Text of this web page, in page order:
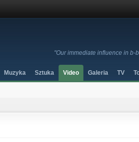
"Our immediate influence in b-
Muzyka Sztuka Video Galeria TV